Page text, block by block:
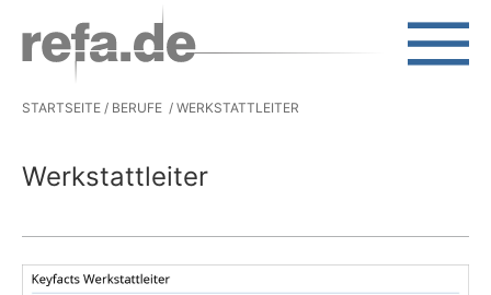
Skip to main content
STARTSEITE BERUFE WERKSTATTLEITER
Werkstattleiter